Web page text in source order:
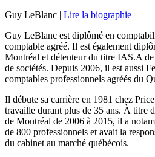
Guy LeBlanc | Lire la biographie
Guy LeBlanc est diplômé en
comptable agréé. Il est également
Montréal et détenteur du titre IAS.A
de sociétés. Depuis 2006, il est aussi
comptables professionnels agréés du
Il débute sa carrière en 1981 chez
travaille durant plus de 35 ans. À titre
de Montréal de 2006 à 2015, il a
de 800 professionnels et avait la
du cabinet au marché québécois.